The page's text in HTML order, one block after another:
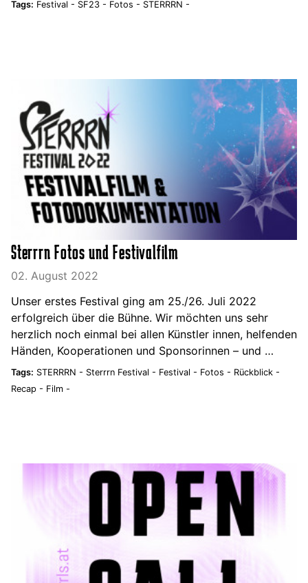
Tags: Festival - SF23 - Fotos - STERRRN -
Sterrrn Fotos und Festivalfilm
02. August 2022
Unser erstes Festival ging am 25./26. Juli 2022
erfolgreich über die Bühne. Wir möchten uns sehr
herzlich noch einmal bei allen Künstler innen, helfenden
Händen, Kooperationen und Sponsorinnen – und …
Tags: STERRRN - Sterrrn Festival - Festival - Fotos - Rückblick -
Recap - Film -